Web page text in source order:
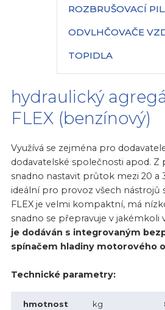
ROZBRUŠOVACÍ
ODVLHČOVAČE
TOPIDLA
hydraulický
FLEX (benzínový)
Využívá se zejména pro
dodavatelské společnosti apod. Z
snadno nastavit průtok mezi 20 a
ideální pro provoz všech nástrojů
FLEX je velmi kompaktní, má
snadno se přepravuje v jakémkoli
je dodáván s integrovaným
spínačem hladiny motorového
Technické parametry:
hmotnost kg